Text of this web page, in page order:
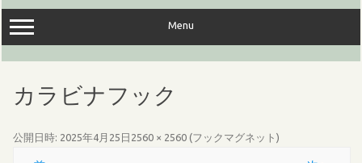
キ
ッ
プ
Menu
カラビナフック
公開日時: 2025年4月25日 2560 × 2560 (フックマグネット )